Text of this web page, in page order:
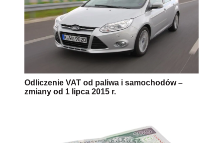
Odliczenie VAT od paliwa i samochodów –
zmiany od 1 lipca 2015 r.